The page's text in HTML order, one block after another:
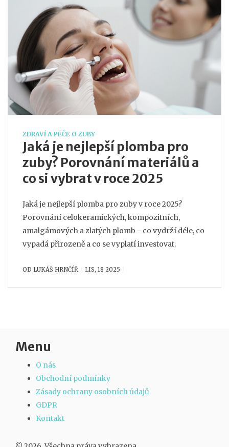
ZDRAVÍ A PÉČE O ZUBY
Jaká je nejlepší plomba pro
zuby? Porovnání materiálů a
co si vybrat v roce 2025
Jaká je nejlepší plomba pro zuby v roce 2025?
Porovnání celokeramických, kompozitních,
amalgámových a zlatých plomb - co vydrží déle, co
vypadá přirozeně a co se vyplatí investovat.
OD LUKÁŠ HRNČÍŘ LIS, 18 2025
Menu
O nás
Obchodní podmínky
Zásady ochrany osobních údajů
GDPR
Kontakt